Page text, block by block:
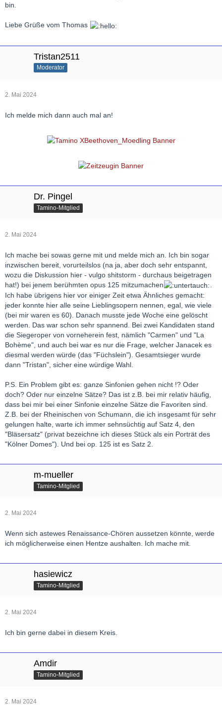
bin.
Liebe Grüße vom Thomas
Tristan2511
Moderator
2. Mai 2024
Ich melde mich dann auch mal an!
Dr. Pingel
Tamino-Mitglied
2. Mai 2024
Ich mache bei sowas gerne mit und melde mich an. Ich bin sogar
inzwischen bereit, vorurteilslos (na ja, aber doch sehr entspannt,
wozu die Diskussion hier - vulgo shitstorm - durchaus beigetragen
hat!) bei jenem berühmten opus 125 mitzumachen
Ich habe übrigens hier vor einiger Zeit etwa Ähnliches gemacht:
jeder konnte hier alle seine Lieblingsopern nennen, egal, wie viele
(bei mir waren es 60). Danach musste jede Woche eine gelöscht
werden. Das war schon sehr spannend. Bei zwei Kandidaten stand
die Siegeroper von vorneherein fest, nämlich "Carmen" und "La
Bohème", und auch bei war es nur die Frage, welcher Janacek es
diesmal werden würde (das "Füchslein"). Gesamtsieger wurde
dann "Tristan", sicher eine würdige Wahl.
P.S. Ein Problem gibt es: ganze Sinfonien gehen nicht !? Oder
doch? Oder nur einzelne Sätze? Das ist z.B. bei mir relativ häufig,
dass bei mir bei einer Sinfonie einzelne Sätze die Favoriten sind.
Z.B. bei der Rheinischen von Schumann, die ich insgesamt für sehr
gelungen halte, warte ich immer sehnsüchtig auf Satz 4, den
"Bläsersatz" (privat bezeichne ich dieses Stück als ein Porträt des
"Kölner Domes"). Und bei op. 125 ist es Satz 2.
m-mueller
Tamino-Mitglied
2. Mai 2024
Wenn sich astewes Renaissance-Chören aussetzen könnte, werde
ich möglicherweise einen Hentze aushalten. Ich mache mit.
hasiewicz
Tamino-Mitglied
2. Mai 2024
Ich bin gerne dabei in diesem Kreis.
Amdir
Tamino-Mitglied
2. Mai 2024